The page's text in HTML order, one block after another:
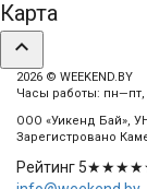
Карта
expand_less
2026 © WEEKEND.BY
Часы работы: пн—пт,
ООО «Уикенд Бай»,
Зарегистровано
Рейтинг 5★★★★★